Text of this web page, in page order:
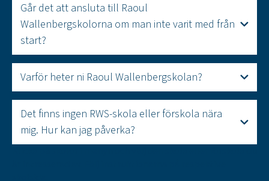
Går det att ansluta till Raoul
Wallenbergskolorna om man inte varit med från
start?
Varför heter ni Raoul Wallenbergskolan?
Det finns ingen RWS-skola eller förskola nära
mig. Hur kan jag påverka?